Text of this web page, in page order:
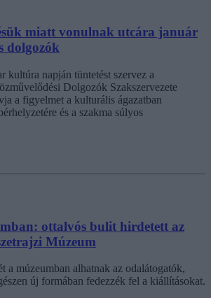
miatt vonulnak utcára január
dolgozók
kultúra napján tüntetést szervez a
Dolgozók Szakszervezete
a figyelmet a kulturális ágazatban
és a szakma súlyos
ottalvós bulit hirdetett az
Múzeum
a múzeumban alhatnak az odalátogatók,
új formában fedezzék fel a kiállításokat.